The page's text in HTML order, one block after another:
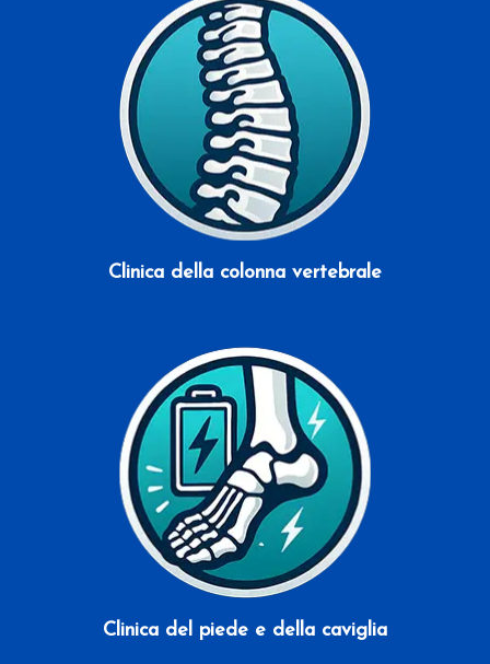
Clinica della colonna vertebrale
Clinica del piede e della caviglia
Scopri di più